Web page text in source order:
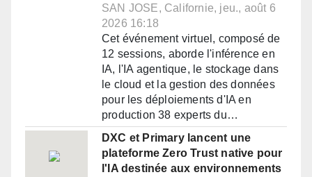
SAN JOSE, Californie, jeu., août 6
2026 16:18
Cet événement virtuel, composé de
12 sessions, aborde l'inférence en
IA, l'IA agentique, le stockage dans
le cloud et la gestion des données
pour les déploiements d'IA en
production 38 experts du…
DXC et Primary lancent une
plateforme Zero Trust native pour
l'IA destinée aux environnements